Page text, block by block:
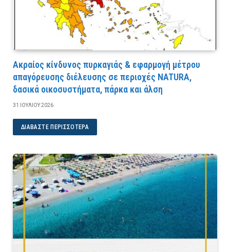
Ακραίος κίνδυνος πυρκαγιάς & εφαρμογή μέτρου
απαγόρευσης διέλευσης σε περιοχές NATURA,
δασικά οικοσυστήματα, πάρκα και άλση
31 ΙΟΥΛΊΟΥ 2026
ΔΙΑΒΆΣΤΕ ΠΕΡΙΣΣΌΤΕΡΑ